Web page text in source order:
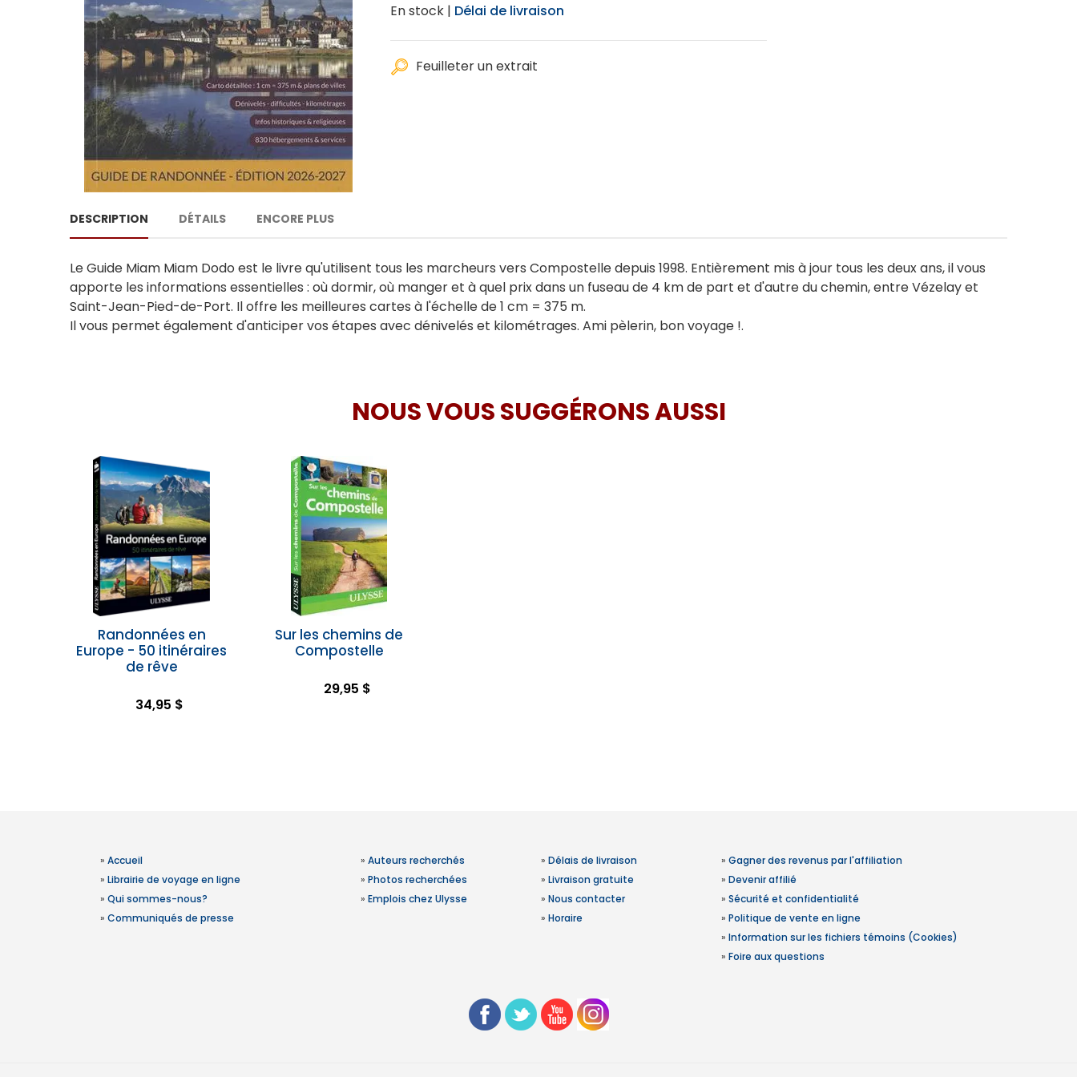
En stock | Délai de livraison
Feuilleter un extrait
DESCRIPTION DÉTAILS ENCORE PLUS
Le Guide Miam Miam Dodo est le livre qu'utilisent tous les marcheurs vers Compostelle depuis 1998. Entièrement mis à jour tous les deux ans, il vous
apporte les informations essentielles : où dormir, où manger et à quel prix dans un fuseau de 4 km de part et d'autre du chemin, entre Vézelay et
Saint-Jean-Pied-de-Port. Il offre les meilleures cartes à l'échelle de 1 cm = 375 m.
Il vous permet également d'anticiper vos étapes avec dénivelés et kilométrages. Ami pèlerin, bon voyage !.
NOUS VOUS SUGGÉRONS AUSSI
Randonnées en
Europe - 50 itinéraires
de rêve
34,95 $
Sur les chemins de
Compostelle
29,95 $
» Accueil
» Librairie de voyage en ligne
» Qui sommes-nous?
» Communiqués de presse
» Auteurs recherchés
» Photos recherchées
» Emplois chez Ulysse
» Délais de livraison
» Livraison gratuite
» Nous contacter
» Horaire
» Gagner des revenus par l'affiliation
» Devenir affilié
» Sécurité et confidentialité
» Politique de vente en ligne
» Information sur les fichiers témoins (Cookies)
» Foire aux questions